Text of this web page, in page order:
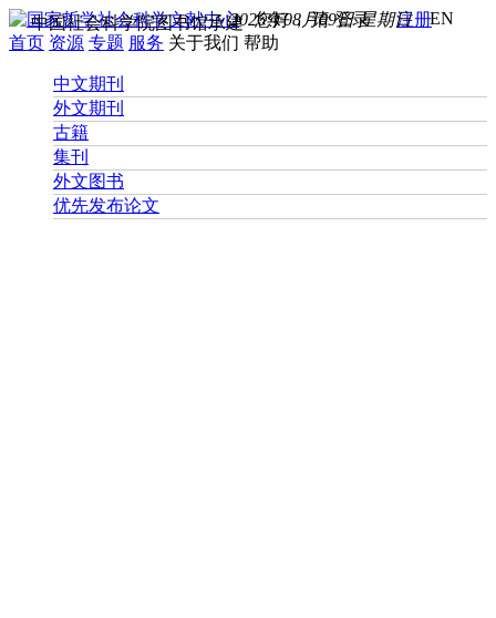
您好， 请登录 注册EN
2026年08月09日 星期日
中国社会科学院图书馆承建
首页 资源 专题 服务 关于我们 帮助
中文期刊
外文期刊
古籍
集刊
外文图书
优先发布论文